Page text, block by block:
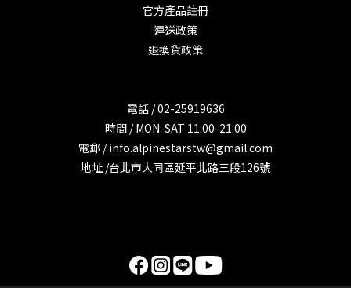
官方產品註冊
運送政策
退換貨政策
電話 / 02-25919636
時間 / MON-SAT 11:00-21:00
電郵 / info.alpinestarstw@gmail.com
地址 /台北市大同區延平北路三段126號